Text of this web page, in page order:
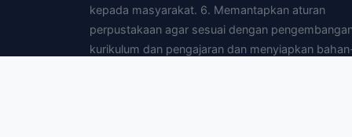
kepada masyarakat. 6. Memantapkan aturan
perpustakaan agar sesuai dengan
kurikulum dan pengajaran dan menyiapkan